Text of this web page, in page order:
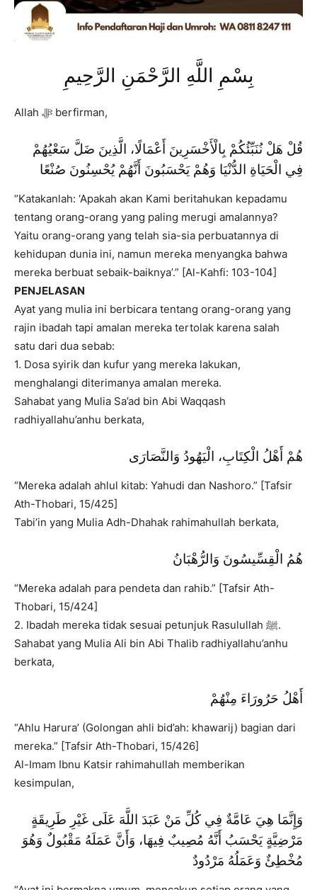
بِسْمِ اللَّهِ الرَّحْمَنِ الرَّحِيمِ
Allah ﷻ berfirman,
قُلْ هَلْ نُنَبِّئُكُمْ بِالْأَخْسَرِينَ أَعْمَالًا، الَّذِينَ ضَلَّ سَعْيُهُمْ
فِي الْحَيَاةِ الدُّنْيَا وَهُمْ يَحْسَبُونَ أَنَّهُمْ يُحْسِنُونَ صُنْعًا
“Katakanlah: ‘Apakah akan Kami beritahukan kepadamu
tentang orang-orang yang paling merugi amalannya?
Yaitu orang-orang yang telah sia-sia perbuatannya di
kehidupan dunia ini, namun mereka menyangka bahwa
mereka berbuat sebaik-baiknya’.” [Al-Kahfi: 103-104]
PENJELASAN
Ayat yang mulia ini berbicara tentang orang-orang yang
rajin ibadah tapi amalan mereka tertolak karena salah
satu dari dua sebab:
1. Dosa syirik dan kufur yang mereka lakukan,
menghalangi diterimanya amalan mereka.
Sahabat yang Mulia Sa’ad bin Abi Waqqash
radhiyallahu’anhu berkata,
هُمْ أَهْلُ الْكِتَابِ، الْيَهُودُ وَالنَّصَارَى
“Mereka adalah ahlul kitab: Yahudi dan Nashoro.” [Tafsir
Ath-Thobari, 15/425]
Tabi’in yang Mulia Adh-Dhahak rahimahullah berkata,
هُمُ الْقِسِّيسُونَ وَالرُّهْبَانُ
“Mereka adalah para pendeta dan rahib.” [Tafsir Ath-
Thobari, 15/424]
2. Ibadah mereka tidak sesuai petunjuk Rasulullah ﷺ.
Sahabat yang Mulia Ali bin Abi Thalib radhiyallahu’anhu
berkata,
أَهْلُ حَرُورَاءَ مِنْهُمْ
“Ahlu Harura’ (Golongan ahli bid’ah: khawarij) bagian dari
mereka.” [Tafsir Ath-Thobari, 15/426]
Al-Imam Ibnu Katsir rahimahullah memberikan
kesimpulan,
وَإِنَّمَا هِيَ عَامَّةٌ فِي كُلِّ مَنْ عَبَدَ اللَّهَ عَلَى غَيْرِ طَرِيقَةٍ
مَرْضِيَّةٍ يَحْسَبُ أَنَّهُ مُصِيبٌ فِيهَا، وَأَنَّ عَمَلَهُ مَقْبُولٌ وَهُوَ
مُخْطِئٌ وَعَمَلُهُ مَرْدُودٌ